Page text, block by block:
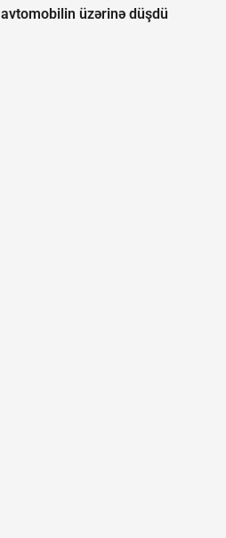
avtomobilin üzərinə düşdü